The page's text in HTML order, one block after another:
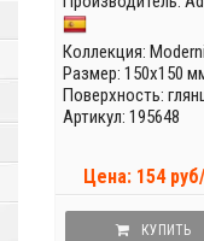
Коллекция:
Размер: 150x150
Поверхность:
Артикул: 195648
Цена: 154
КУПИТЬ